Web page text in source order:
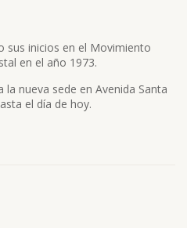
sus inicios en el Movimiento
en el año 1973.
la nueva sede en Avenida Santa
el día de hoy.